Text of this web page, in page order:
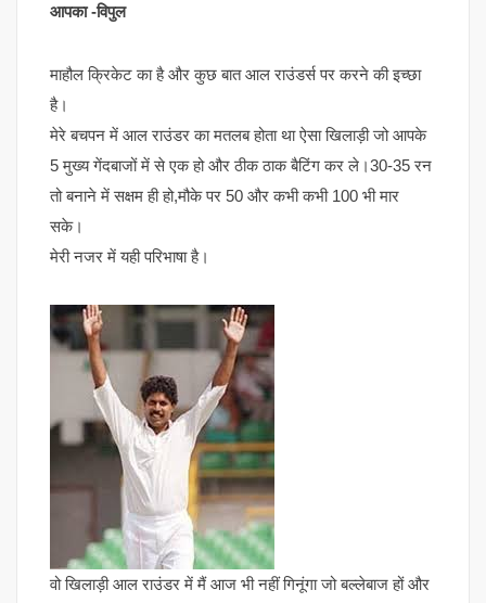
आपका -विपुल
माहौल क्रिकेट का है और कुछ बात आल राउंडर्स पर करने की इच्छा
है।
मेरे बचपन में आल राउंडर का मतलब होता था ऐसा खिलाड़ी जो आपके
5 मुख्य गेंदबाजों में से एक हो और ठीक ठाक बैटिंग कर ले।30-35 रन
तो बनाने में सक्षम ही हो,मौके पर 50 और कभी कभी 100 भी मार
सके।
मेरी नजर में यही परिभाषा है।
वो खिलाड़ी आल राउंडर में मैं आज भी नहीं गिनूंगा जो बल्लेबाज हों और